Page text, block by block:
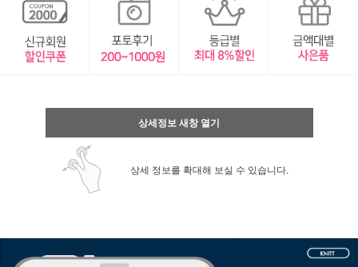
상세정보 새창 열기
상세 정보를 확대해 보실 수 있습니다.